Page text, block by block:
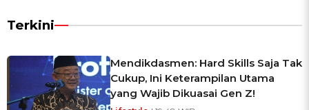
Terkini
Mendikdasmen: Hard Skills Saja Tak
Cukup, Ini Keterampilan Utama
yang Wajib Dikuasai Gen Z!